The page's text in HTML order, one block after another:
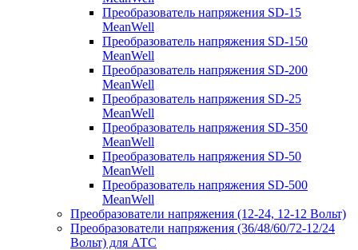
Преобразователь напряжения SD-15
MeanWell
Преобразователь напряжения SD-150
MeanWell
Преобразователь напряжения SD-200
MeanWell
Преобразователь напряжения SD-25
MeanWell
Преобразователь напряжения SD-350
MeanWell
Преобразователь напряжения SD-50
MeanWell
Преобразователь напряжения SD-500
MeanWell
Преобразователи напряжения (12-24, 12-12 Вольт)
Преобразователи напряжения (36/48/60/72-12/24
Вольт) для АТС